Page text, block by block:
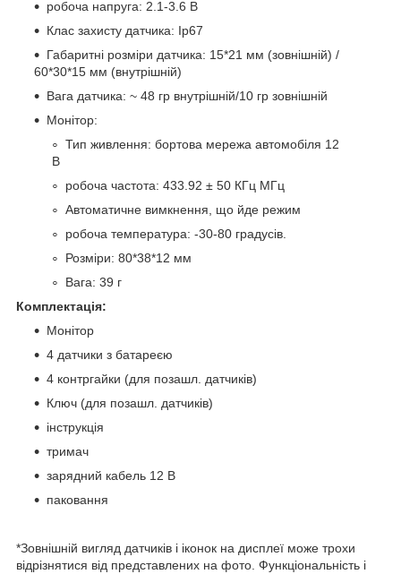
робоча напруга: 2.1-3.6 В
Клас захисту датчика: Ip67
Габаритні розміри датчика: 15*21 мм (зовнішній) /
60*30*15 мм (внутрішній)
Вага датчика: ~ 48 гр внутрішній/10 гр зовнішній
Монітор:
Тип живлення: бортова мережа автомобіля 12
В
робоча частота: 433.92 ± 50 КГц МГц
Автоматичне вимкнення, що йде режим
робоча температура: -30-80 градусів.
Розміри: 80*38*12 мм
Вага: 39 г
Комплектація:
Монітор
4 датчики з батареєю
4 контргайки (для позашл. датчиків)
Ключ (для позашл. датчиків)
інструкція
тримач
зарядний кабель 12 В
паковання
*Зовнішній вигляд датчиків і іконок на дисплеї може трохи
відрізнятися від представлених на фото. Функціональність і